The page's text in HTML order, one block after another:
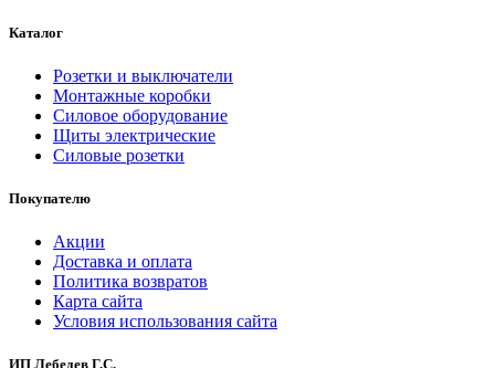
Каталог
Розетки и выключатели
Монтажные коробки
Силовое оборудование
Щиты электрические
Силовые розетки
Покупателю
Акции
Доставка и оплата
Политика возвратов
Карта сайта
Условия использования сайта
ИП Лебедев Г.С.